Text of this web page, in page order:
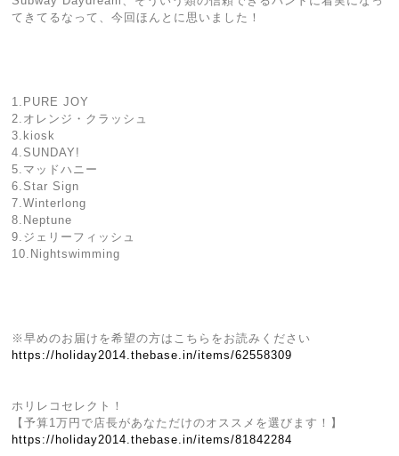
てきてるなって、今回ほんとに思いました！
1.PURE JOY
2.オレンジ・クラッシュ
3.kiosk
4.SUNDAY!
5.マッドハニー
6.Star Sign
7.Winterlong
8.Neptune
9.ジェリーフィッシュ
10.Nightswimming
※早めのお届けを希望の方はこちらをお読みください
https://holiday2014.thebase.in/items/62558309
ホリレコセレクト！
【予算1万円で店長があなただけのオススメを選びます！】
https://holiday2014.thebase.in/items/81842284